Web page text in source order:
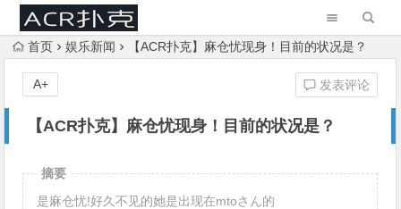
首页 娱乐新闻 【ACR扑克】麻仓忧现身！目前的状况是？
【ACR扑克】麻仓忧现身！目前的状况是？
发表评论
A+
摘要
是麻仓忧!好久不见的她是出现在mtoさん的